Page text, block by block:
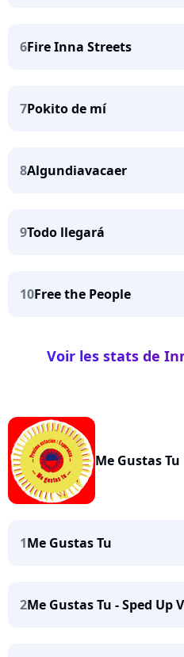
6Fire Inna Streets
7Pokito de mí
8Algundiavacaer
9Todo llegará
10Free the People
Voir les stats de
Me Gustas Tu
1Me Gustas Tu
2Me Gustas Tu - Sped Up